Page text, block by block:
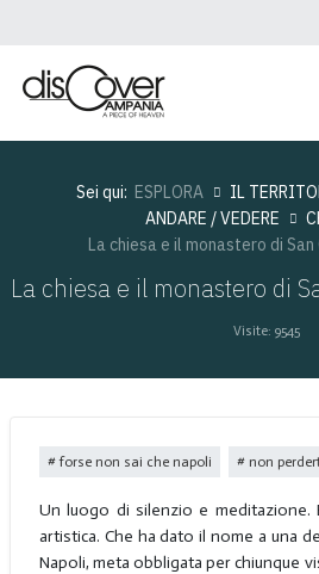
Sei qui: ESPLORA IL
ANDARE / VEDERE
La chiesa e il monastero di
La chiesa e il monastero di
Visite: 9545
forse non sai che napoli non
Un luogo di silenzio e meditazione.
artistica. Che ha dato il nome a una
Napoli, meta obbligata per chiunque